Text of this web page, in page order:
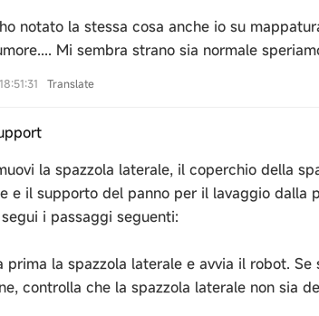
notato la stessa cosa anche io su
Mi sembra strano sia normale
Translate
la spazzola laterale, il coperchio della
e il supporto del panno per il lavaggio dalla
i passaggi seguenti:
prima la spazzola laterale e avvia il robot.
controlla che la spazzola laterale non sia